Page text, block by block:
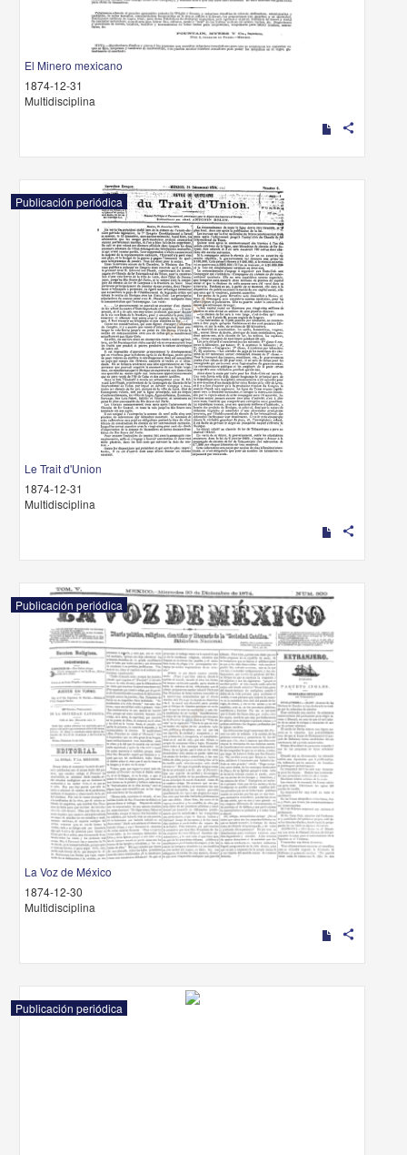
El Minero mexicano
1874-12-31
Multidisciplina
share
Publicación periódica
Le Trait d'Union
1874-12-31
Multidisciplina
share
Publicación periódica
La Voz de México
1874-12-30
Multidisciplina
share
Publicación periódica